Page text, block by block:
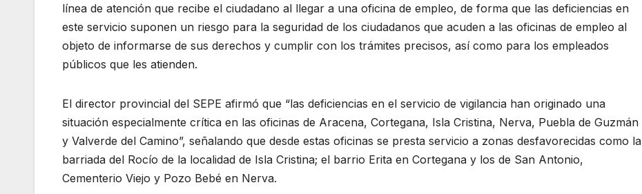
línea de atención que recibe el ciudadano al llegar a una oficina de empleo, de forma que las deficiencias en
este servicio suponen un riesgo para la seguridad de los ciudadanos que acuden a las oficinas de empleo al
objeto de informarse de sus derechos y cumplir con los trámites precisos, así como para los empleados
públicos que les atienden.
El director provincial del SEPE afirmó que “las deficiencias en el servicio de vigilancia han originado una
situación especialmente crítica en las oficinas de Aracena, Cortegana, Isla Cristina, Nerva, Puebla de Guzmán
y Valverde del Camino”, señalando que desde estas oficinas se presta servicio a zonas desfavorecidas como la
barriada del Rocío de la localidad de Isla Cristina; el barrio Erita en Cortegana y los de San Antonio,
Cementerio Viejo y Pozo Bebé en Nerva.